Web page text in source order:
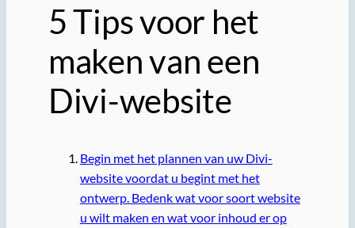
5 Tips voor het
maken van een
Divi-website
Begin met het plannen van uw Divi-
website voordat u begint met het
ontwerp. Bedenk wat voor soort website
u wilt maken en wat voor inhoud er op